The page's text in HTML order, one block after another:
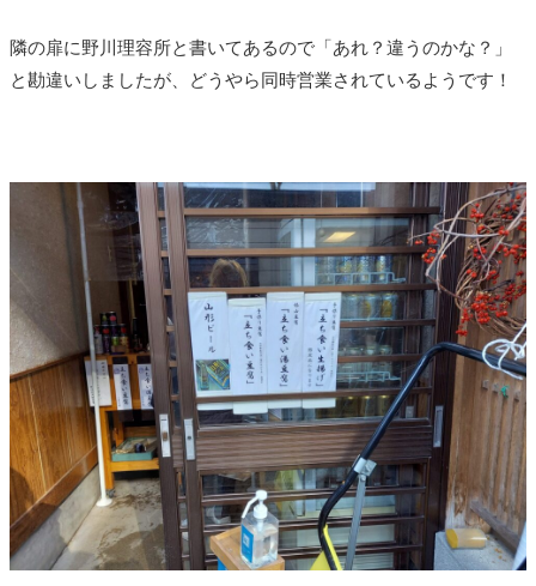
隣の扉に野川理容所と書いてあるので「あれ？違うのかな？」
と勘違いしましたが、どうやら同時営業されているようです！